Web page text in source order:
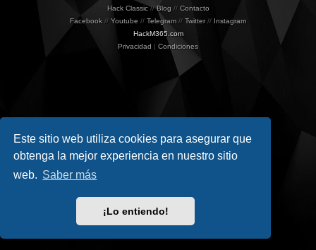
Este sitio web utiliza cookies para asegurar que
obtenga la mejor experiencia en nuestro sitio
web. Saber más
¡Lo entiendo!
Hack Classic//Blog // Contacto
Facebook // Youtube // Telegram // Twitter// Instagram
HackM365.com
Privacidad | Condiciones